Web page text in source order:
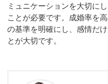
ミュニケーションを大切に
ことが必要です。成婚率を
の基準を明確にし、感情だ
とが大切です。